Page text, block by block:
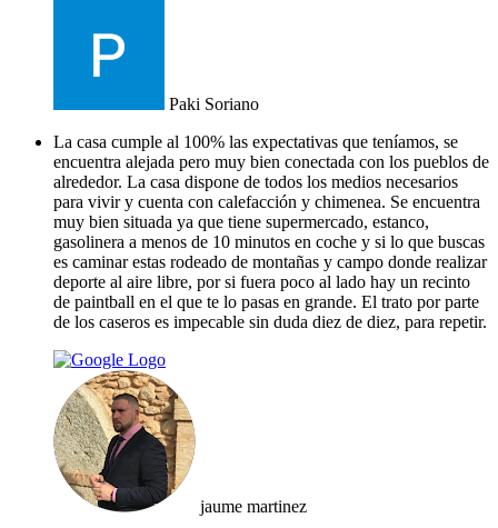
Paki Soriano
La casa cumple al 100% las expectativas que teníamos, se
encuentra alejada pero muy bien conectada con los pueblos de
alrededor. La casa dispone de todos los medios necesarios
para vivir y cuenta con calefacción y chimenea. Se encuentra
muy bien situada ya que tiene supermercado, estanco,
gasolinera a menos de 10 minutos en coche y si lo que buscas
es caminar estas rodeado de montañas y campo donde realizar
deporte al aire libre, por si fuera poco al lado hay un recinto
de paintball en el que te lo pasas en grande. El trato por parte
de los caseros es impecable sin duda diez de diez, para repetir.
jaume martinez